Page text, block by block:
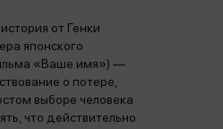
от Генки
японского
«Ваше имя») —
о потере,
выборе человека
что действительно